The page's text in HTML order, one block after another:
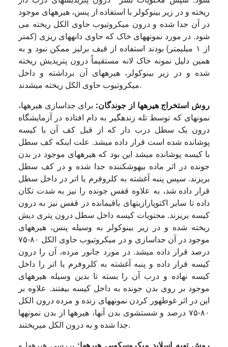
ریخته و در زیر بینوکولر با استفاده از پنس، هیره­های موجود
در آن جدا شده و درون میکروتیوب حاوی الکل ریخته می
شود. در مورد نمونه­های خاک که حاوی دانه­های ریزی (کمتر
از ١ میلی­متر) بودند استفاده از قیف برلیز ممکن نبود و به
همین دلیل نمونه خاک لانه مستقیماً درون پتری­دیش ریخته
شده و در زیر بینوکولر، هیره­های آن برداشته و داخل
میکروتیوب حاوی الکل ریخته می­شدند.
روش استخراج هیره­ها از جوندگان: برای جداسازی هیره­ها،
نمونه­ای که توسط تله زنده­گیر به دام افتاده در آزمایشگاه
درون یک سطل درب دار که از قبل کف آن با کیسه
پوشانده شده است قرار داده می­شد. علت اینکه کف سطل
با کیسه پوشانده می­شد این بود که هیره­های موجود در بدن
جونده در اثر ماده بیهوش­کننده جدا شده و در کف سطل
بریزند. سپس پنبه آغشته به کلروفرم یا اتر در داخل سطل
قرار داده ­شد، به علاوه قفس جونده را نیز به شدت تکان
داده تا سایر اکتوپارازیت­های باقیمانده در قفس نیز به درون
کیسه بریزند. محتویات کیسه داخل سطل درون پتری دیش
ریخته شده و در زیر بینوکولر به وسیله پنس، هیره­های
موجود در آن جداسازی و در میکروتیوب حاوی الکل ٨۰-٧۵
درصد قرار داده می­شد. در مورد جانور مرده، آن را درون
کیسه قرار داده و پنبه آغشته به کلروفرم یا اتر را داخل
کیسه نهاده و درب آن را بسته تا بدین وسیله هیره­های
موجود بر روی بدن جونده به داخل کیسه بیفتند. علاوه بر
این در اثر غوطه­ور کردن نمونه­های زنده و مرده درون الکل
٨۰-٧۵ درصد و شستشوی بدن آنها، هیره­ها از بدن نمونه­ها
جدا شده و به درون الکل می­ریختند.